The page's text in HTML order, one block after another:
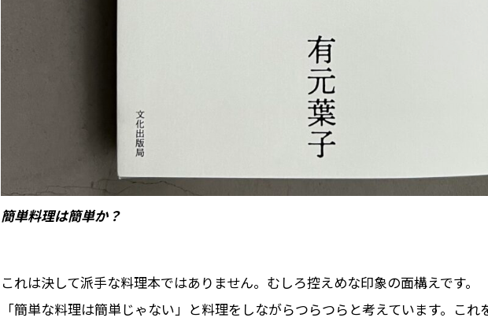
簡単料理は簡単か？
これは決して派手な料理本ではありません。むしろ控えめな印象の面構えです。
「簡単な料理は簡単じゃない」と料理をしながらつらつらと考えています。こ